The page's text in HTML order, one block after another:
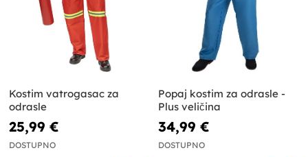
Kostim vatrogasac za
odrasle
25,99 €
DOSTUPNO
Popaj kostim za odrasle -
Plus veličina
34,99 €
DOSTUPNO